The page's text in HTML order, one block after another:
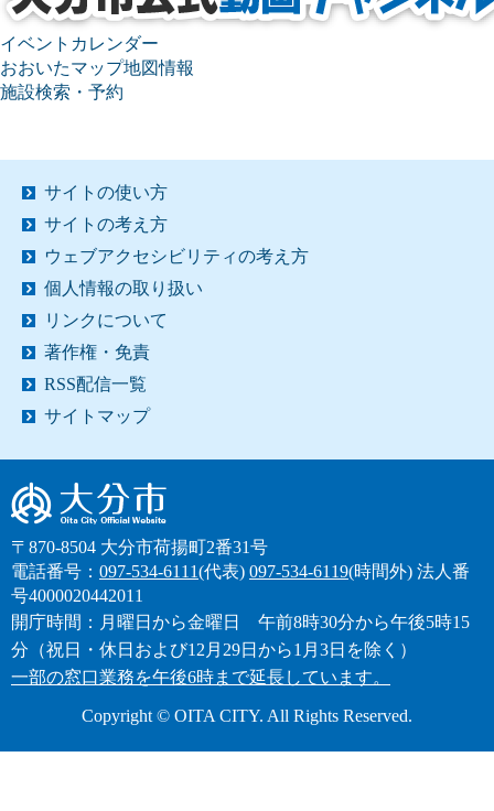
イベントカレンダー
おおいたマップ地図情報
施設検索・予約
サイトの使い方
サイトの考え方
ウェブアクセシビリティの考え方
個人情報の取り扱い
リンクについて
著作権・免責
RSS配信一覧
サイトマップ
大分市
〒870-8504 大分市荷揚町2番31号
電話番号： 097-534-6111(代表) 097-534-6119(時間外) 法人番
号4000020442011
開庁時間：月曜日から金曜日 午前8時30分から午後5時15
分（祝日・休日および12月29日から1月3日を除く）
一部の窓口業務を午後6時まで延長しています。
Copyright © OITA CITY. All Rights Reserved.